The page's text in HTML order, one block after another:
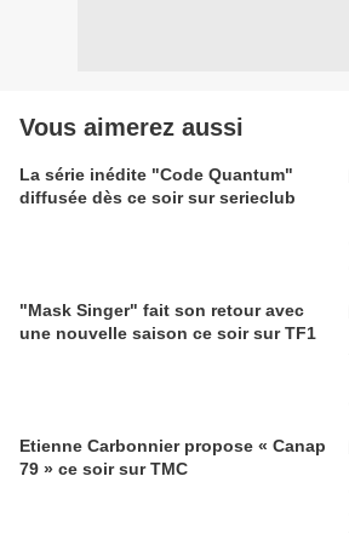
Vous aimerez aussi
La série inédite "Code Quantum"
diffusée dès ce soir sur serieclub
"Mask Singer" fait son retour avec
une nouvelle saison ce soir sur TF1
Etienne Carbonnier propose « Canap
79 » ce soir sur TMC